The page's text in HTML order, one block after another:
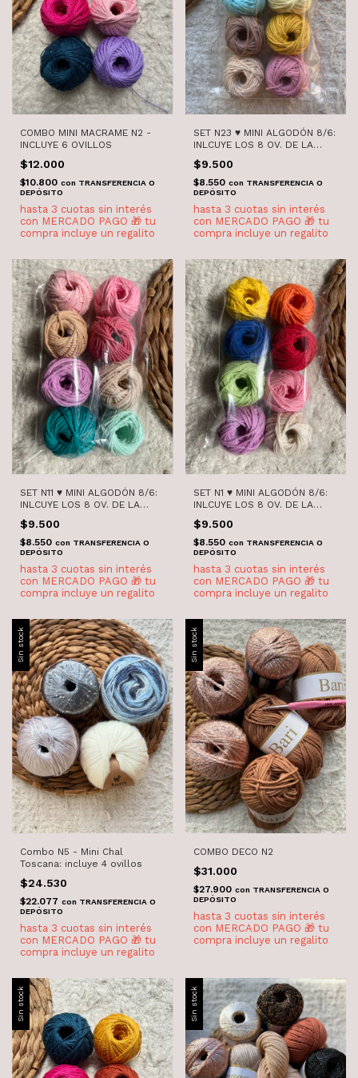
COMBO MINI MACRAME N2 -
INCLUYE 6 OVILLOS
$12.000
$10.800 con TRANSFERENCIA O
DEPÓSITO
SET N23 ♥ MINI ALGODÓN 8/6:
INLCUYE LOS 8 OV. DE LA
FOTO
$9.500
$8.550 con TRANSFERENCIA O
DEPÓSITO
SET N11 ♥ MINI ALGODÓN 8/6:
INLCUYE LOS 8 OV. DE LA
$9.500
$8.550 con TRANSFERENCIA O
DEPÓSITO
SET N1 ♥ MINI ALGODÓN 8/6:
INLCUYE LOS 8 OV. DE LA
$9.500
$8.550 con TRANSFERENCIA O
DEPÓSITO
Sin stock
Combo N5 - Mini Chal
Toscana: incluye 4 ovillos
$24.530
$22.077 con TRANSFERENCIA O
DEPÓSITO
Sin stock
COMBO DECO N2
$31.000
$27.900 con TRANSFERENCIA O
DEPÓSITO
Sin stock Sin stock